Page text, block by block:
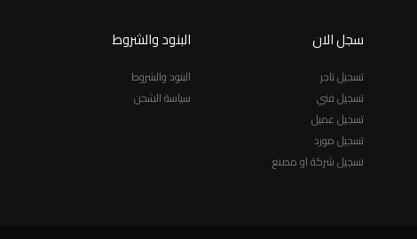
سجل الان
تسجيل تاجر
تسجيل فني
تسجيل عميل
تسجيل مورد
تسجيل شركة او مصنع
البنود والشروط
البنود والشروط
سياسة الشحن